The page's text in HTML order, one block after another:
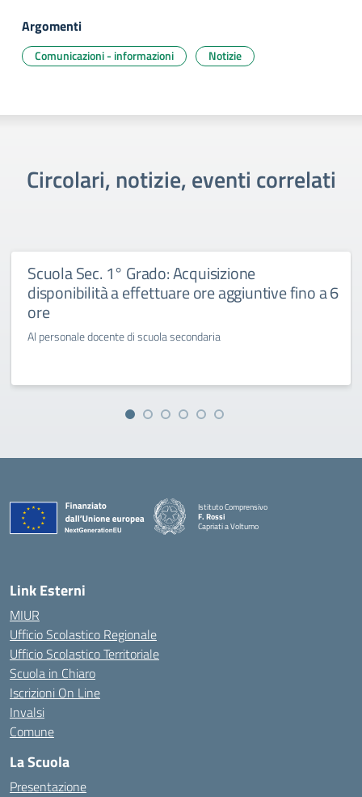
Argomenti
Comunicazioni - informazioni Notizie
Circolari, notizie, eventi correlati
Scuola Sec. 1° Grado: Acquisizione
disponibilità a effettuare ore aggiuntive fino a 6
ore
Al personale docente di scuola secondaria
Istituto Comprensivo
F. Rossi
Capriati a Volturno
— Visita la pagina iniziale della scuola
Link Esterni
MIUR
Ufficio Scolastico Regionale
Ufficio Scolastico Territoriale
Scuola in Chiaro
Iscrizioni On Line
Invalsi
Comune
La Scuola
Presentazione